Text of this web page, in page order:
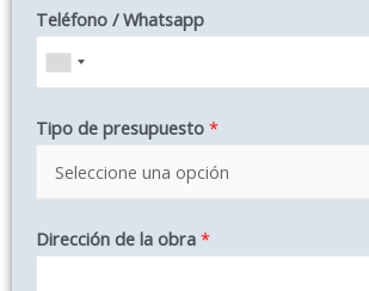
Teléfono / Whatsapp
Tipo de presupuesto *
Dirección de la obra *